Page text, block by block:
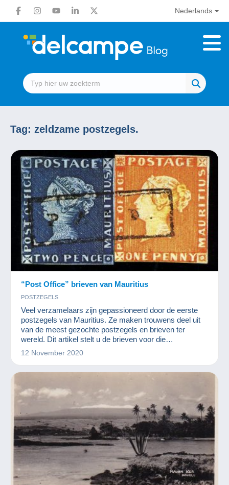
Nederlands
Tag: zeldzame postzegels.
“Post Office” brieven van Mauritius
POSTZEGELS
Veel verzamelaars zijn gepassioneerd door de eerste
postzegels van Mauritius. Ze maken trouwens deel uit
van de meest gezochte postzegels en brieven ter
wereld. Dit artikel stelt u de brieven voor die
verzamelaars het meest doen dromen van Mauritius.
12 November 2020